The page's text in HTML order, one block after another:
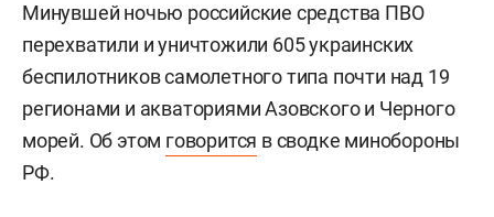
Минувшей ночью российские средства ПВО
перехватили и уничтожили 605 украинских
беспилотников самолетного типа почти над 19
регионами и акваториями Азовского и Черного
морей. Об этом говорится в сводке минобороны
РФ.